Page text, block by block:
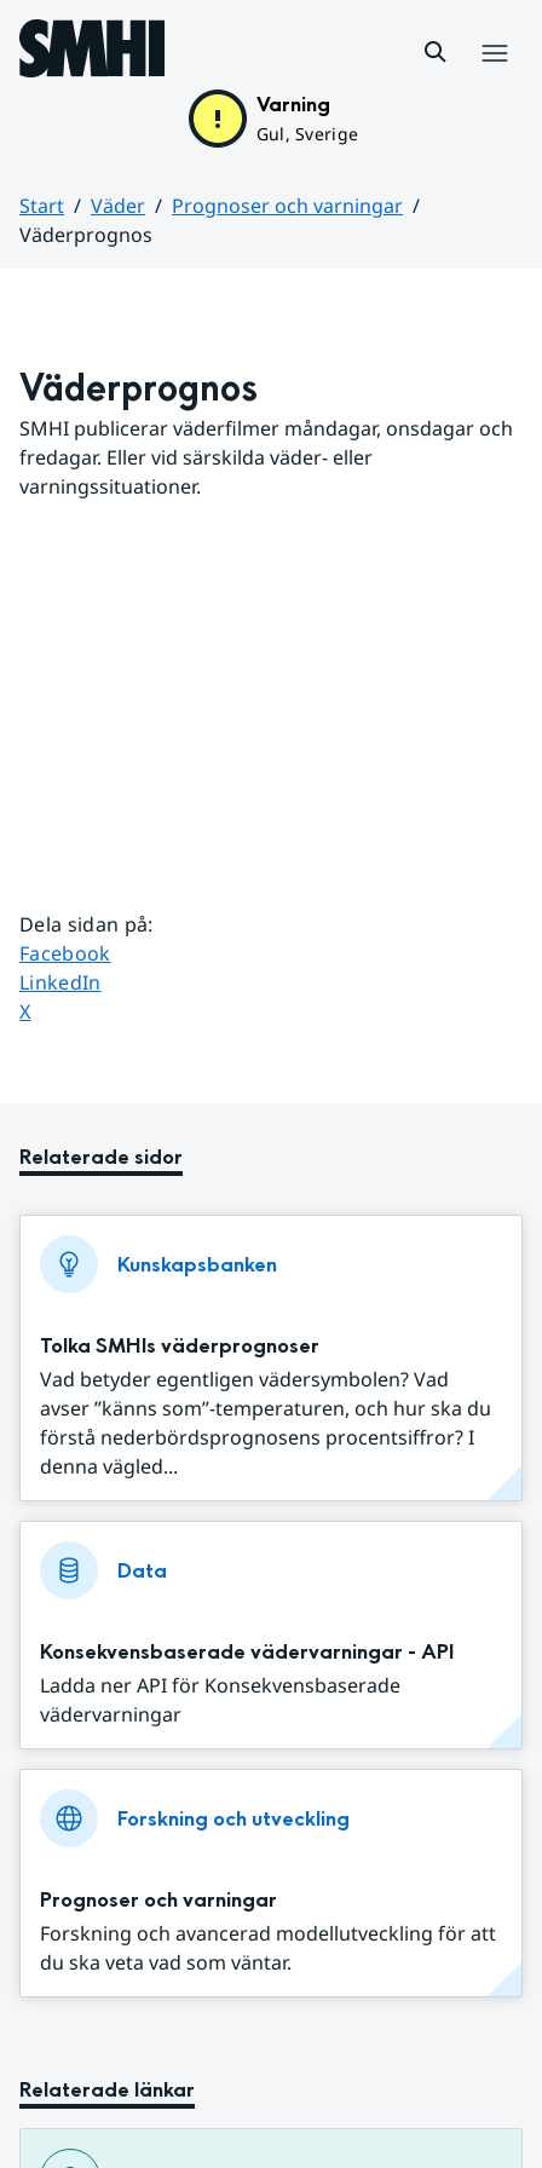
Hoppa till sidans innehåll
Varning
Gul, Sverige
Start Väder
Prognoser och varningar
Väderprognos
Väderprognos
SMHI publicerar väderfilmer måndagar, onsdagar och
fredagar. Eller vid särskilda väder- eller
varningssituationer.
Dela sidan på:
Dela sidan på
Facebook
Dela sidan på
LinkedIn
Dela sidan på
X
Relaterade sidor
Kunskapsbanken
Tolka SMHIs väderprognoser
Vad betyder egentligen vädersymbolen? Vad
avser ”känns som”-temperaturen, och hur ska du
förstå nederbördsprognosens procentsiffror? I
denna vägled...
Data
Konsekvensbaserade vädervarningar - API
Ladda ner API för Konsekvensbaserade
vädervarningar
Forskning och utveckling
Prognoser och varningar
Forskning och avancerad modellutveckling för att
du ska veta vad som väntar.
Relaterade länkar